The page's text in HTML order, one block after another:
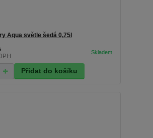
Aqua světle šedá 0,75l
Přidat do košíku